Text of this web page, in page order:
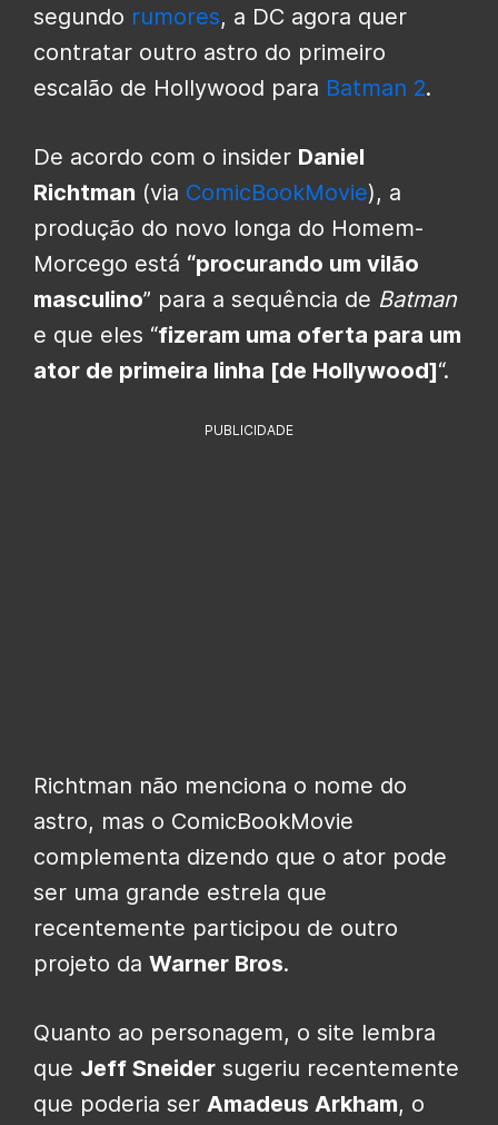
segundo rumores, a DC agora quer
contratar outro astro do primeiro
escalão de Hollywood para Batman 2.
De acordo com o insider Daniel
Richtman (via ComicBookMovie), a
produção do novo longa do Homem-
Morcego está “procurando um vilão
masculino” para a sequência de Batman
e que eles “fizeram uma oferta para um
ator de primeira linha [de Hollywood]“.
PUBLICIDADE
Richtman não menciona o nome do
astro, mas o ComicBookMovie
complementa dizendo que o ator pode
ser uma grande estrela que
recentemente participou de outro
projeto da Warner Bros.
Quanto ao personagem, o site lembra
que Jeff Sneider sugeriu recentemente
que poderia ser Amadeus Arkham, o